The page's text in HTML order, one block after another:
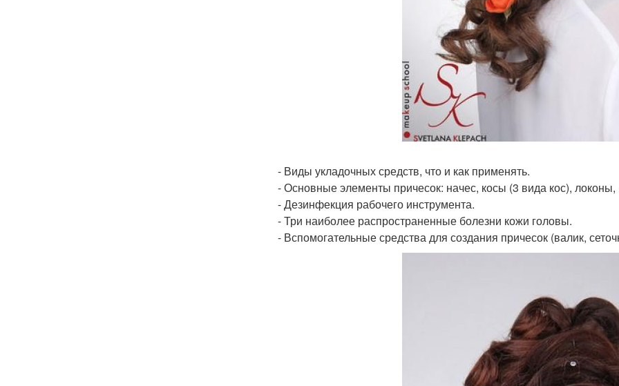
- Виды укладочных средств, что и как применять.
- Основные элементы причесок: начес, косы (3 вида кос), локоны,
- Дезинфекция рабочего инструмента.
- Три наиболее распространенные болезни кожи головы.
- Вспомогательные средства для создания причесок (валик,